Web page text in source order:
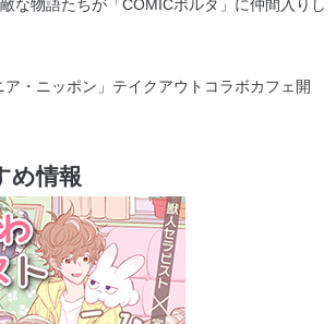
な物語たちが「COMICポルタ」に仲間入りし
ア・ニッポン」テイクアウトコラボカフェ開
め情報